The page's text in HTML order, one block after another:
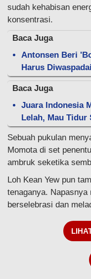
sudah kehabisan
konsentrasi.
Baca Juga
Antonsen Beri
Harus
Baca Juga
Juara Indonesia
Lelah, Mau Tidur
Sebuah pukulan
Momota di set
ambruk seketika
Loh Kean Yew pun
tenaganya.
berselebrasi dan